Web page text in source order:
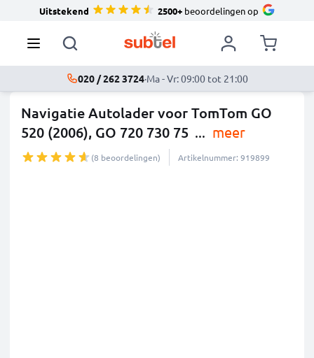
Uitstekend 2500+beoordelingen op
020 / 262 3724·Ma - Vr: 09:00 tot 21:00
Navigatie Autolader voor TomTom GO
520 (2006), GO 720 730 75 ... meer
(8 beoordelingen) Artikelnummer: 919899